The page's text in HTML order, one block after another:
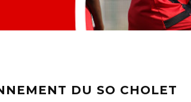
DU SO CHOLET